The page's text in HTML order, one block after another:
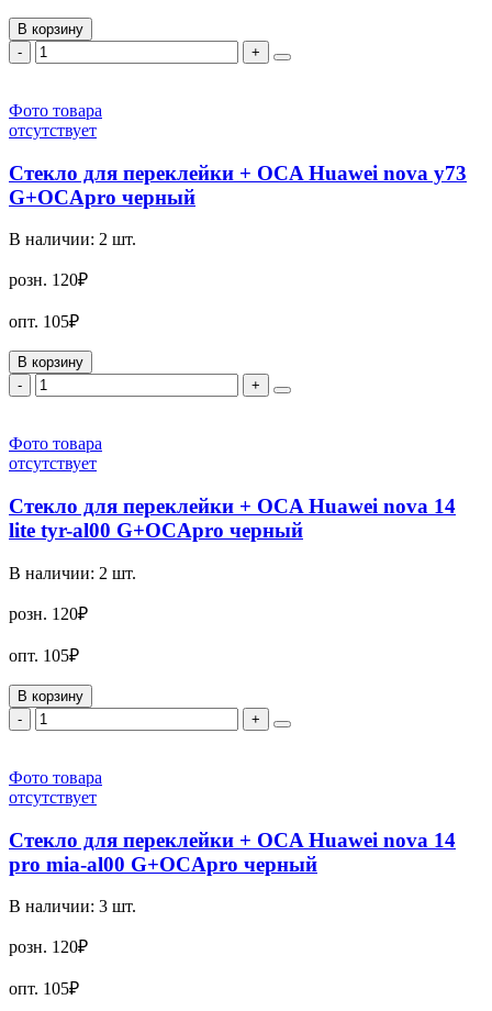
В корзину
-
+
Фото товара
отсутствует
Стекло для переклейки + OCA Huawei nova y73
G+OCApro черный
В наличии: 2 шт.
розн. 120₽
опт. 105₽
В корзину
-
+
Фото товара
отсутствует
Стекло для переклейки + OCA Huawei nova 14
lite tyr-al00 G+OCApro черный
В наличии: 2 шт.
розн. 120₽
опт. 105₽
В корзину
-
+
Фото товара
отсутствует
Стекло для переклейки + OCA Huawei nova 14
pro mia-al00 G+OCApro черный
В наличии: 3 шт.
розн. 120₽
опт. 105₽